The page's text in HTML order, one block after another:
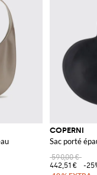
COPERNI
Sac porté
590,00 €
442,51 €
-